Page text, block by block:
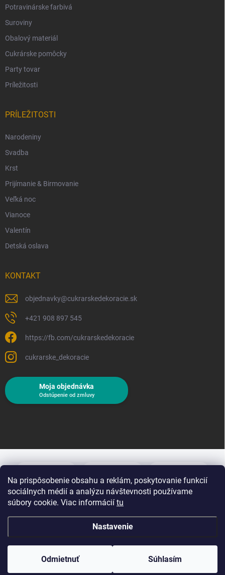
Na prispôsobenie obsahu a reklám, poskytovanie funkcií
sociálnych médií a analýzu návštevnosti používame
súbory cookie. Viac informácií tu
Nastavenie
Odmietnuť Súhlasím
Potravinárske farbivá
Suroviny
Obalový materiál
Cukrárske pomôcky
Party tovar
Príležitosti
PRÍLEŽITOSTI
Narodeniny
Svadba
Krst
Prijímanie & Birmovanie
Veľká noc
Vianoce
Valentín
Detská oslava
KONTAKT
objednavky@cukrarskedekoracie.sk
+421 908 897 545
https://fb.com/cukrarskedekoracie
cukrarske_dekoracie
Moja objednávka
Odstúpenie od zmluvy
Vytvoril Shoptet
Copyright 2026Cukrárske dekorácie. Všetky práva vyhradené.Upraviť